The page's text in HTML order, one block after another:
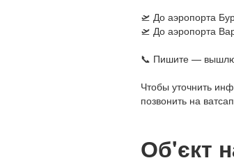
🛫 До аэропорта
🛫 До аэропорта
📞 Пишите — вышлю
Чтобы уточнить
позвонить на
Об'єкт